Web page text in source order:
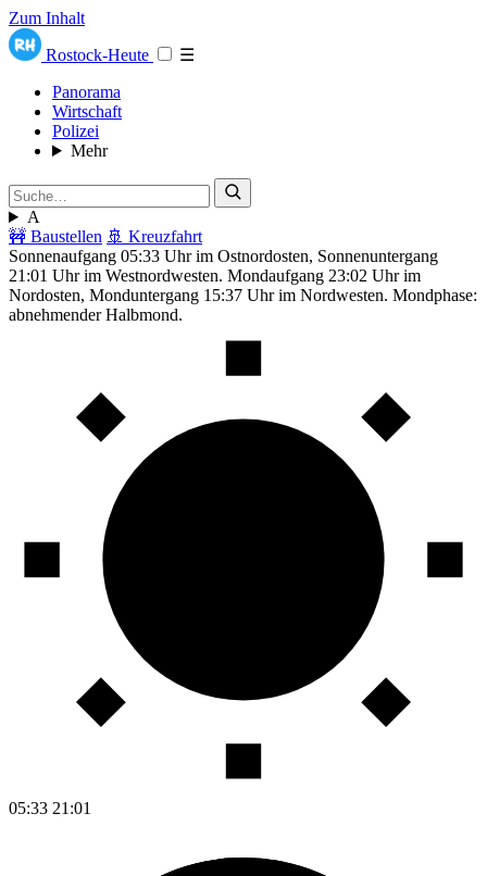
Zum Inhalt
Rostock-Heute
☰
Panorama
Wirtschaft
Polizei
Mehr
A
🚧 Baustellen 🚢 Kreuzfahrt
Sonnenaufgang 05:33 Uhr im Ostnordosten, Sonnenuntergang
21:01 Uhr im Westnordwesten. Mondaufgang 23:02 Uhr im
Nordosten, Monduntergang 15:37 Uhr im Nordwesten. Mondphase:
abnehmender Halbmond.
05:33 21:01